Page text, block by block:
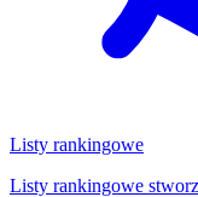
Listy rankingowe
Listy rankingowe